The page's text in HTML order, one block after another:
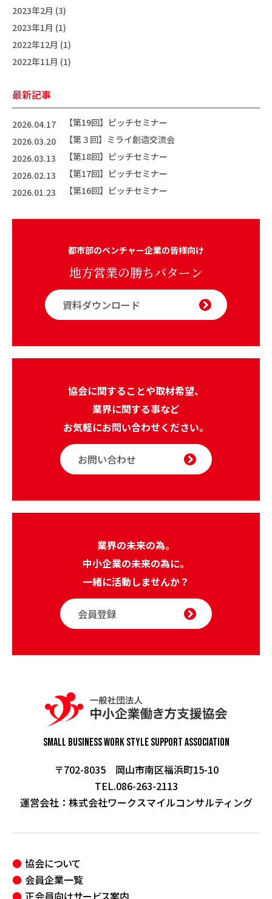
2023年2月 (3)
2023年1月 (1)
2022年12月 (1)
2022年11月 (1)
最新記事
2026.04.17
【第19回】ピッチセミナー
2026.03.20
【第３回】ミライ創造交流会
2026.03.13
【第18回】ピッチセミナー
2026.02.13
【第17回】ピッチセミナー
2026.01.23
【第16回】ピッチセミナー
都市部のベンチャー企業の皆様向け
地方営業の勝ちパターン
資料ダウンロード
協会に関することや取材希望、
業界に関する事など
お気軽にお問い合わせください。
お問い合わせ
業界の未来の為。
中小企業の未来の為に。
一緒に活動しませんか？
会員登録
Small Business Work StyleSupport Association
〒702-8035 岡山市南区福浜町15-10
TEL.086-263-2113
運営会社： 株式会社ワークスマイルコンサルティング
協会について
会員企業一覧
正会員向けサービス案内